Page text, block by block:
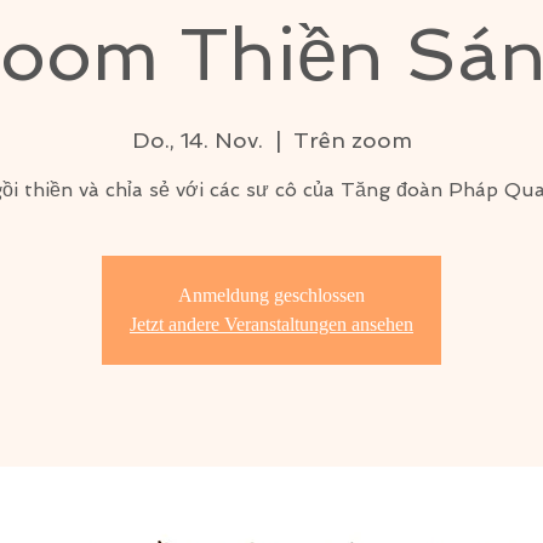
Thiền
Do., 14. Nov. Trên zoom
thiền và chỉa sẻ với các sư cô của Tăng đoàn Pháp
Anmeldung geschlossen
Jetzt andere Veranstaltungen ansehen